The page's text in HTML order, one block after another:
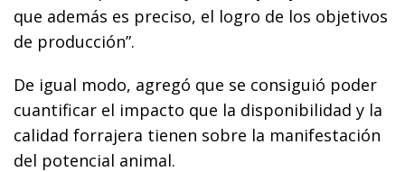
que además es preciso, el logro de los objetivos
de producción”.
De igual modo, agregó que se consiguió poder
cuantificar el impacto que la disponibilidad y la
calidad forrajera tienen sobre la manifestación
del potencial animal.